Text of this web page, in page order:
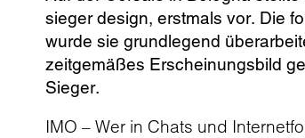
sieger design, erstmals vor. Die
wurde sie grundlegend
zeitgemäßes Erscheinungsbild
Sieger.
IMO – Wer in Chats und